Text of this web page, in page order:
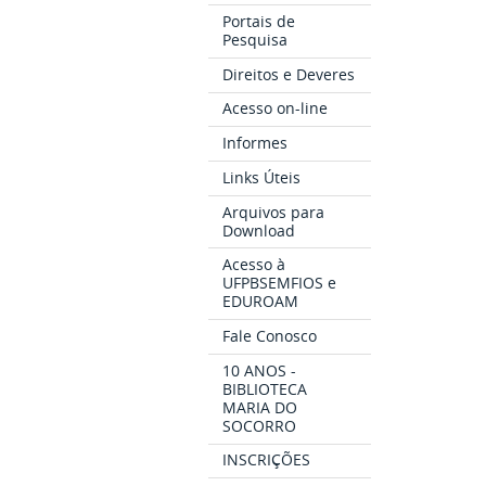
Portais de
Pesquisa
Direitos e Deveres
Acesso on-line
Informes
Links Úteis
Arquivos para
Download
Acesso à
UFPBSEMFIOS e
EDUROAM
Fale Conosco
10 ANOS -
BIBLIOTECA
MARIA DO
SOCORRO
INSCRIÇÕES